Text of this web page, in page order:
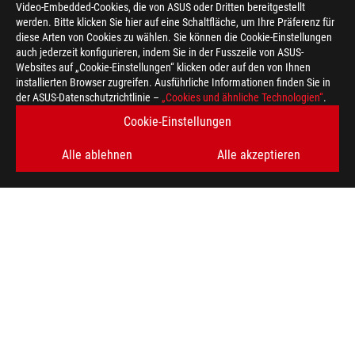
Video-Embedded-Cookies, die von ASUS oder Dritten bereitgestellt
werden. Bitte klicken Sie hier auf eine Schaltfläche, um Ihre Präferenz für
diese Arten von Cookies zu wählen. Sie können die Cookie-Einstellungen
auch jederzeit konfigurieren, indem Sie in der Fusszeile von ASUS-
Websites auf „Cookie-Einstellungen“ klicken oder auf den von Ihnen
installierten Browser zugreifen. Ausführliche Informationen finden Sie in
der ASUS-Datenschutzrichtlinie – „Cookies und ähnliche Technologien“.
Cookie-Einstellungen
Alle ablehnen Alle akzeptieren
ASUS
Footer
> GAMING MONITORE > MONITORE FILTER